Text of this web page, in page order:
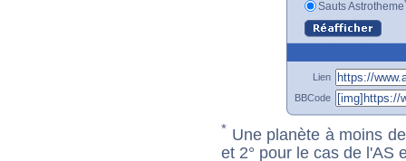
Sauts Astrotheme
Lien
BBCode
* Une planète à moins
et 2° pour le cas de l'AS